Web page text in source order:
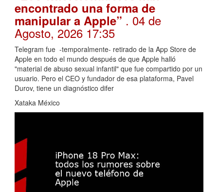
encontrado una forma de
manipular a Apple” . 04 de
Agosto, 2026 17:35
Telegram fue -temporalmente- retirado de la App Store de
Apple en todo el mundo después de que Apple halló
"material de abuso sexual infantil" que fue compartido por un
usuario. Pero el CEO y fundador de esa plataforma, Pavel
Durov, tiene un diagnóstico difer
Xataka México